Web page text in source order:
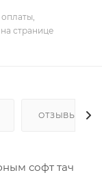
странице
ОТЗЫВЫ
софт тач